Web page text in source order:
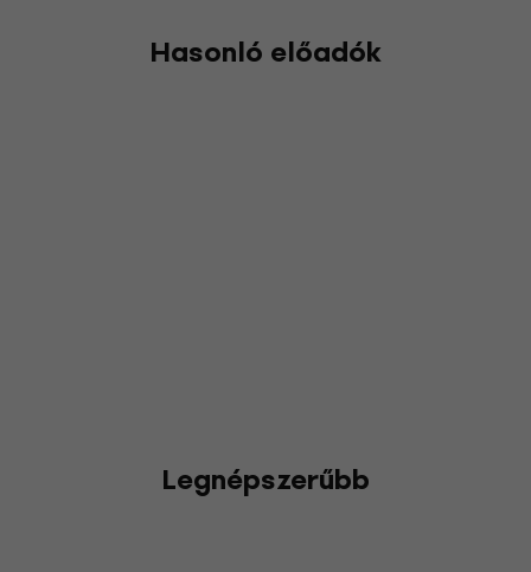
Hasonló előadók
Legnépszerűbb